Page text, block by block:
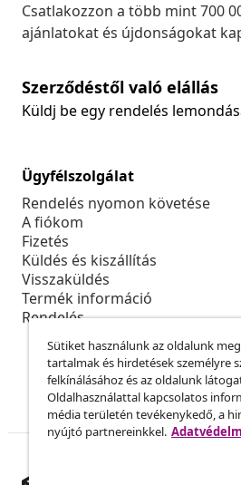
Csatlakozzon a több mint 700
ajánlatokat és újdonságokat
Szerződéstől való elállás
Küldj be egy rendelés
Ügyfélszolgálat
Rendelés nyomon követése
A fiókom
Fizetés
Küldés és kiszállítás
Visszaküldés
Termék információ
Rendelés
Sütiket használunk az oldalunk
tartalmak és hirdetések személyre
felkínálásához és az oldalunk
Oldalhasználattal kapcsolatos
média területén tevékenykedő, a
nyújtó partnereinkkel.